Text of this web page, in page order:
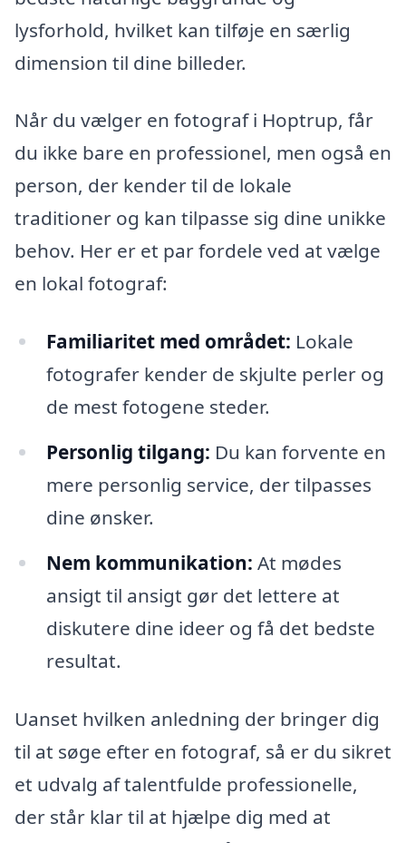
lysforhold, hvilket kan tilføje en særlig
dimension til dine billeder.
Når du vælger en fotograf i Hoptrup, får
du ikke bare en professionel, men også en
person, der kender til de lokale
traditioner og kan tilpasse sig dine unikke
behov. Her er et par fordele ved at vælge
en lokal fotograf:
Familiaritet med området: Lokale
fotografer kender de skjulte perler og
de mest fotogene steder.
Personlig tilgang: Du kan forvente en
mere personlig service, der tilpasses
dine ønsker.
Nem kommunikation: At mødes
ansigt til ansigt gør det lettere at
diskutere dine ideer og få det bedste
resultat.
Uanset hvilken anledning der bringer dig
til at søge efter en fotograf, så er du sikret
et udvalg af talentfulde professionelle,
der står klar til at hjælpe dig med at